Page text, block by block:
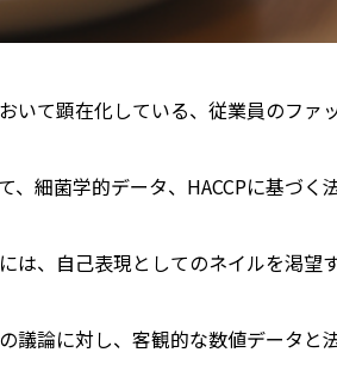
いて顕在化している、従業員のフ
細菌学的データ、HACCPに基づ
は、自己表現としてのネイルを渇
論に対し、客観的な数値データと